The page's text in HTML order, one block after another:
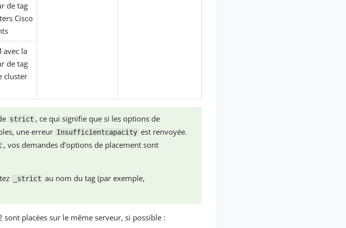
de tag
Cisco
avec la
de tag
cluster
strict , ce qui signifie que si les options de
une erreur Insufficientcapacity est renvoyée.
, vos demandes d’options de placement sont
_strict au nom du tag (par exemple,
sont placées sur le même serveur, si possible :